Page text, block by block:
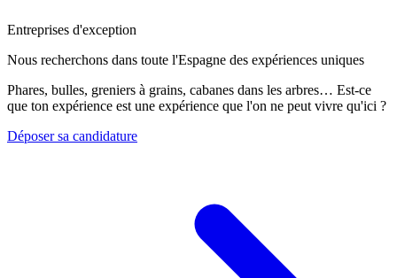
Entreprises d'exception
Nous recherchons dans toute l'Espagne des expériences uniques
Phares, bulles, greniers à grains, cabanes dans les arbres… Est-ce
que ton expérience est une expérience que l'on ne peut vivre qu'ici ?
Déposer sa candidature